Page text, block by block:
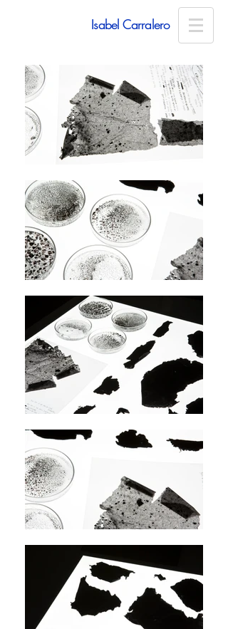
Isabel Carralero